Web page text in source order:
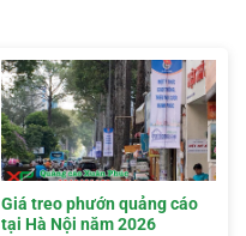
Giá treo phướn quảng cáo
tại Hà Nội năm 2026